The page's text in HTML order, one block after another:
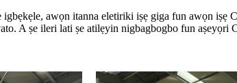
awọn itanna eletiriki iṣẹ giga fun awọn
A ṣe ileri lati ṣe atilẹyin nigbagbogbo fun